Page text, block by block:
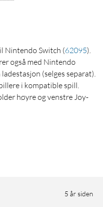
Nintendo Switch (62095).
også med Nintendo
(selges separat).
i kompatible spill.
høyre og venstre Joy-
5 år siden